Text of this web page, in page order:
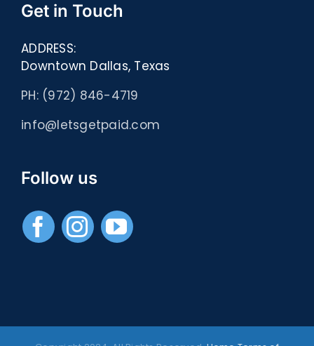
Get in Touch
ADDRESS:
Downtown Dallas, Texas
PH: (972) 846-4719
info@letsgetpaid.com
Follow us